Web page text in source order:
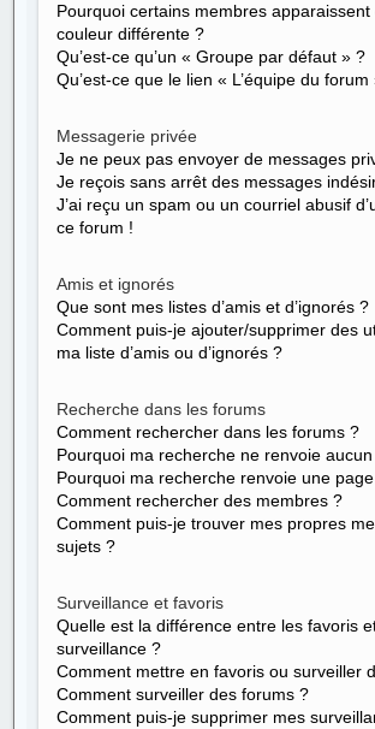
Pourquoi certains membres
couleur différente ?
Qu’est-ce qu’un « Groupe par défaut » ?
Qu’est-ce que le lien « L’équipe du forum
Messagerie privée
Je ne peux pas envoyer de messages
Je reçois sans arrêt des messages
J’ai reçu un spam ou un courriel abusif
ce forum !
Amis et ignorés
Que sont mes listes d’amis et d’ignorés ?
Comment puis-je ajouter/supprimer des
ma liste d’amis ou d’ignorés ?
Recherche dans les forums
Comment rechercher dans les forums ?
Pourquoi ma recherche ne renvoie
Pourquoi ma recherche renvoie une
Comment rechercher des membres ?
Comment puis-je trouver mes propres
sujets ?
Surveillance et favoris
Quelle est la différence entre les favoris
surveillance ?
Comment mettre en favoris ou surveiller
Comment surveiller des forums ?
Comment puis-je supprimer mes